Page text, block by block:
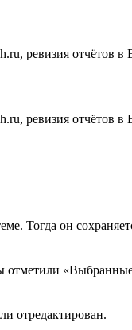
Тогда он
«Выбранные
отредактирован.